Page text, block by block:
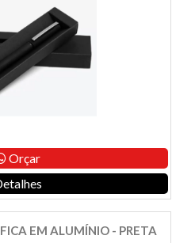
Orçar
EM ALUMÍNIO - PRETA